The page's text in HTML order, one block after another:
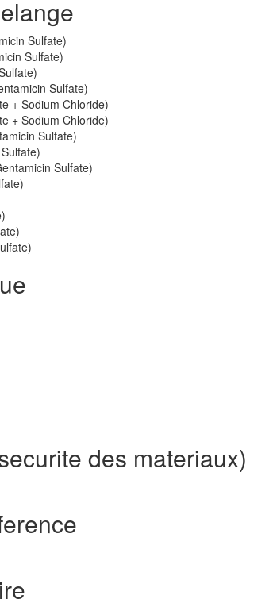
Sulfate)
Sulfate)
Sulfate)
+ Sodium Chloride)
+ Sodium Chloride)
Sulfate)
Sulfate)
des materiaux)